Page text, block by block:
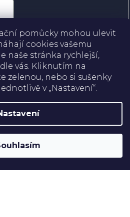
pomůcky mohou ulevit
cookies vašemu
naše stránka rychlejší,
vás. Kliknutím na
zelenou, nebo si sušenky
v „Nastavení“.
pomůcky
nastavení cookies